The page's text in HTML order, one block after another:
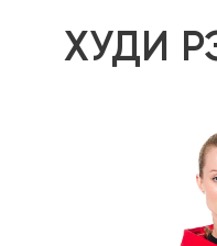
ХУДИ